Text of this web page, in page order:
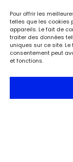
Pour offrir les
telles que les cookies
appareils. Le fait de
traiter des données
uniques sur ce site.
consentement peut
et fonctions.
de la
Événements Charles
de Paris.
Musée de la
À l’occasion
Leclerc –